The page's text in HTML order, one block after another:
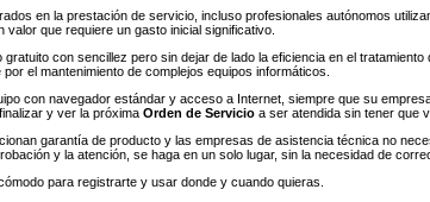
en la prestación de servicio, incluso profesionales autónomos
que requiere un gasto inicial significativo.
con sencillez pero sin dejar de lado la eficiencia en el
el mantenimiento de complejos equipos informáticos.
con navegador estándar y acceso a Internet, siempre que su
y ver la próximaOrden de Servicio a ser atendida sin tener que
garantía de producto y las empresas de asistencia técnica no
y la atención, se haga en un solo lugar, sin la necesidad de
para registrarte y usar donde y cuando quieras.